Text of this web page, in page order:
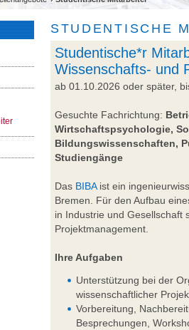
STUDENTISCHE
Studentische*r
Wissenschafts- und
ab 01.10.2026 oder später,
Gesuchte Fachrichtung:
Wirtschaftspsychologie,
Bildungswissenschaften,
Studiengänge
Das BIBAist ein
Bremen. Für den Aufbau
in Industrie und Gesellschaft
Projektmanagement.
Ihre Aufgaben
Unterstützung bei der
wissenschaftlicher
Vorbereitung,
Besprechungen,